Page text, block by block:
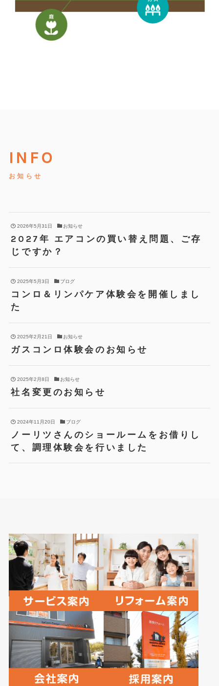
INFO
お知らせ
2026年5月31日 お知らせ
2027年 エアコンの買い替え問題、ご存
じですか？
2025年5月3日 ブログ
コンロ＆リンパケア体験会を開催しまし
た
2025年2月21日 お知らせ
ガスコンロ体験会のお知らせ
2025年2月8日 お知らせ
社名変更のお知らせ
2024年11月20日 ブログ
ノーリツさんのショールームをお借りし
て、調理体験会を行いました